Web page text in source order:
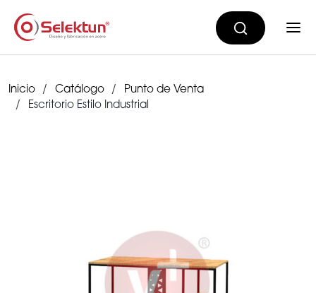
Inicio Catálogo
Punto de Venta
Escritorio Estilo Industrial